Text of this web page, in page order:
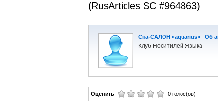
(RusArticles SC #964863)
Спа-САЛОН «aquarius»- Об
Клуб Носитилей Языка
Оценить 0 голос(ов)